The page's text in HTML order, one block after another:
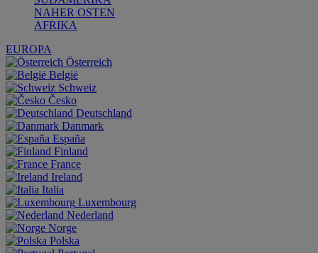
NAHER OSTEN
AFRIKA
EUROPA
Österreich
België
Schweiz
Česko
Deutschland
Danmark
España
Finland
France
Ireland
Italia
Luxembourg
Nederland
Norge
Polska